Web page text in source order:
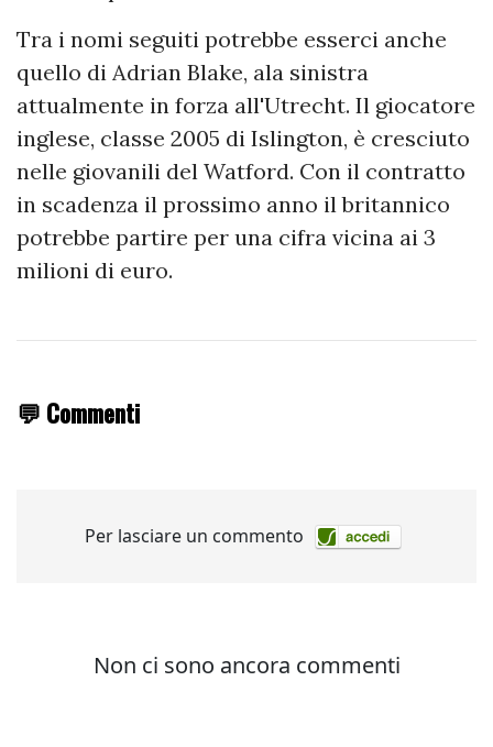
Tra i nomi seguiti potrebbe esserci anche
quello di Adrian Blake, ala sinistra
attualmente in forza all'Utrecht. Il giocatore
inglese, classe 2005 di Islington, è cresciuto
nelle giovanili del Watford. Con il contratto
in scadenza il prossimo anno il britannico
potrebbe partire per una cifra vicina ai 3
milioni di euro.
💬 Commenti